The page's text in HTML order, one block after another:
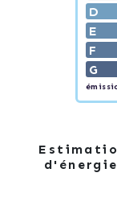
D
E
F
G